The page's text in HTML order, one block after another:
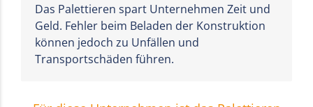
Das Palettieren spart Unternehmen Zeit und
Geld. Fehler beim Beladen der Konstruktion
können jedoch zu Unfällen und
Transportschäden führen.